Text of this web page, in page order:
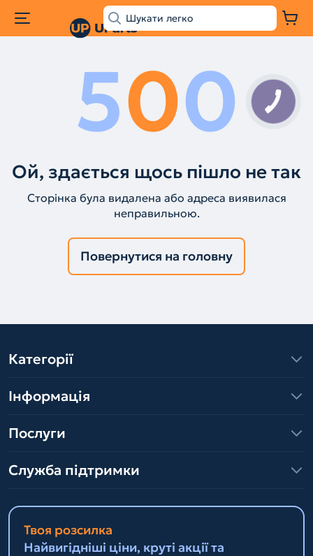
500
Ой, здається щось пішло не так
Сторінка була видалена або адреса виявилася
неправильною.
Повернутися на головну
Категорії
Інформація
Послуги
Служба підтримки
Твоя розсилка
Найвигідніші ціни, круті акції та
КНОПКА
ЗВ'ЯЗКУ